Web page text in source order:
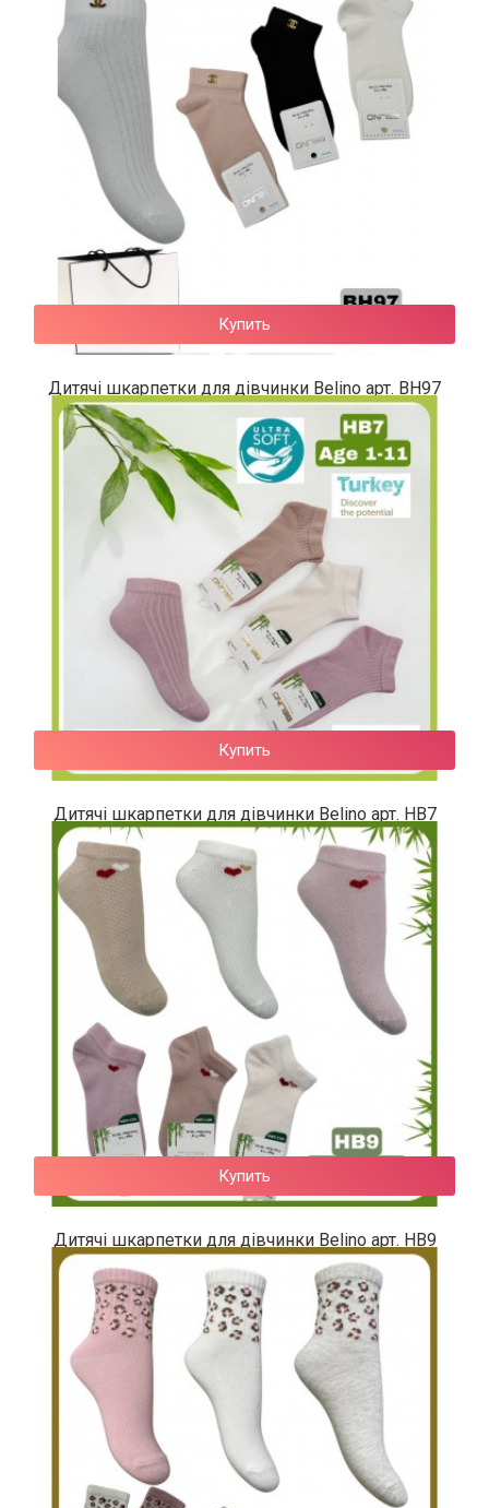
62 грн.
Купить
Дитячі шкарпетки для дівчинки Belino арт. BН97
64 грн.
Купить
Дитячі шкарпетки для дівчинки Belino арт. HB7
50 грн.
Купить
Дитячі шкарпетки для дівчинки Belino арт. HB9
50 грн.